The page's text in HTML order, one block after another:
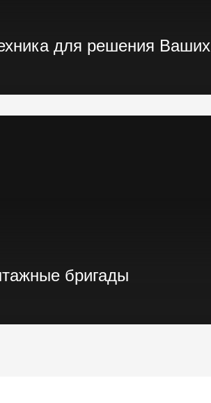
для решения Ваших
буровые установки, краны и другая
бригады
решения "Нулевого цикла" в